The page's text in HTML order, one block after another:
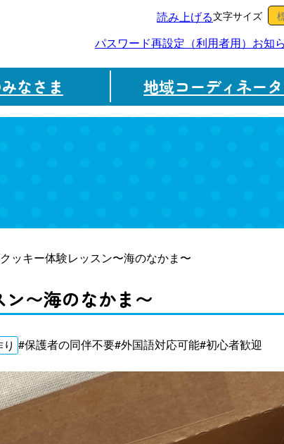
読み上げる文字サイズ
パスワード再設定（利用者用） お知
なさま 地域コーディネー
ッキー体験レッスン〜海のなかま〜
〜海のなかま〜
#保護者の同伴不要#外国語対応可能#初心者歓迎